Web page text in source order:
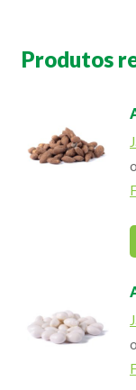
Produtos